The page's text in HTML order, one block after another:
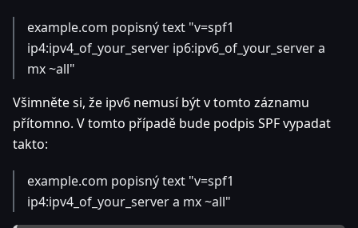
example.com popisný text "v=spf1
ip4:ipv4_of_your_server ip6:ipv6_of_your_servera
mx ~all"
Všimněte si, že ipv6 nemusí být v tomto záznamu
přítomno. V tomto případě bude podpis SPF vypadat
takto:
example.com popisný text "v=spf1
ip4:ipv4_of_your_servera mx ~all"